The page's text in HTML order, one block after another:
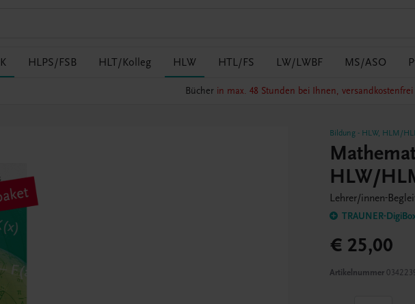
HLPS/FSB HLT/Kolleg HLW HTL/FS LW/LWBF MS/ASO
Bücher in max. 48 Stunden bei Ihnen, versandkostenfrei
Bildung- HLW, HLM/
HLW/
Lehrer/innen-
TRAUNER-
€ 25,00
Artikelnummer